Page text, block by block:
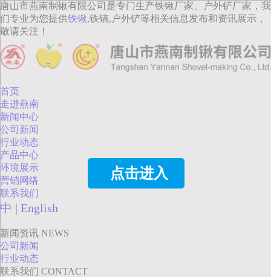
点击进入
唐山市燕南制锹有限公司是专门生产铁锹厂家、户外铲厂家，我
们专业为您提供铁锹,铁镐,户外铲等相关信息发布和资讯展示，
敬请关注！
首页
走进燕南
新闻中心
公司新闻
行业动态
产品中心
环境展示
营销网络
联系我们
中 | English
新闻资讯 NEWS
公司新闻
行业动态
联系我们 CONTACT